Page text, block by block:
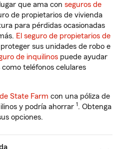
que ama con seguros de
de propietarios de vivienda
para pérdidas ocasionadas
El seguro de propietarios de
sus unidades de robo e
de inquilinos puede ayudar
teléfonos celulares
State Farm con una póliza de
y podría ahorrar 1. Obtenga
opciones.